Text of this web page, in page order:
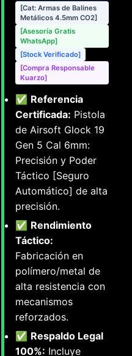
[Cat: Armas de Balines
Metálicos 4.5mm CO2]
[Asesoría Gratis
WhatsApp]
[Stock Verificado]
[Compra Responsable
Kuarzo]
✅ Referencia
Certificada: Pistola
de Airsoft Glock 19
Gen 5 Cal 6mm:
Precisión y Poder
Táctico [Seguro
Automático] de alta
precisión.
✅ Rendimiento
Táctico:
Fabricación en
polímero/metal de
alta resistencia con
mecanismos
reforzados.
✅ Respaldo Legal
100%: Incluye